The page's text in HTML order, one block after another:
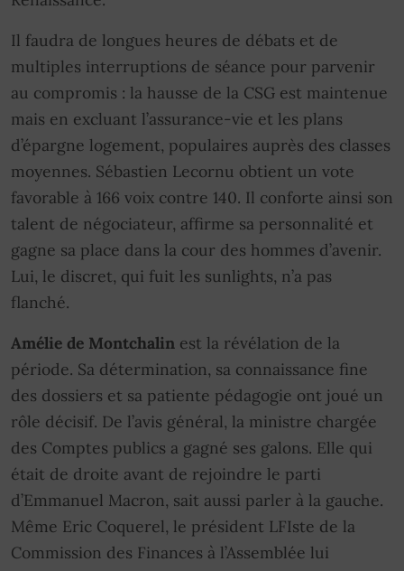
Il faudra de longues heures de débats et de
multiples interruptions de séance pour parvenir
au compromis : la hausse de la CSG est maintenue
mais en excluant l’assurance-vie et les plans
d’épargne logement, populaires auprès des classes
moyennes. Sébastien Lecornu obtient un vote
favorable à 166 voix contre 140. Il conforte ainsi son
talent de négociateur, affirme sa personnalité et
gagne sa place dans la cour des hommes d’avenir.
Lui, le discret, qui fuit les sunlights, n’a pas
flanché.
Amélie de Montchalin est la révélation de la
période. Sa détermination, sa connaissance fine
des dossiers et sa patiente pédagogie ont joué un
rôle décisif. De l’avis général, la ministre chargée
des Comptes publics a gagné ses galons. Elle qui
était de droite avant de rejoindre le parti
d’Emmanuel Macron, sait aussi parler à la gauche.
Même Eric Coquerel, le président LFIste de la
Commission des Finances à l’Assemblée lui